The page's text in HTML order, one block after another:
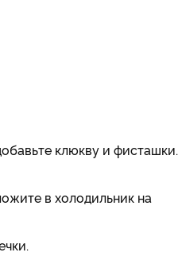
клюкву и фисташки.
в холодильник на